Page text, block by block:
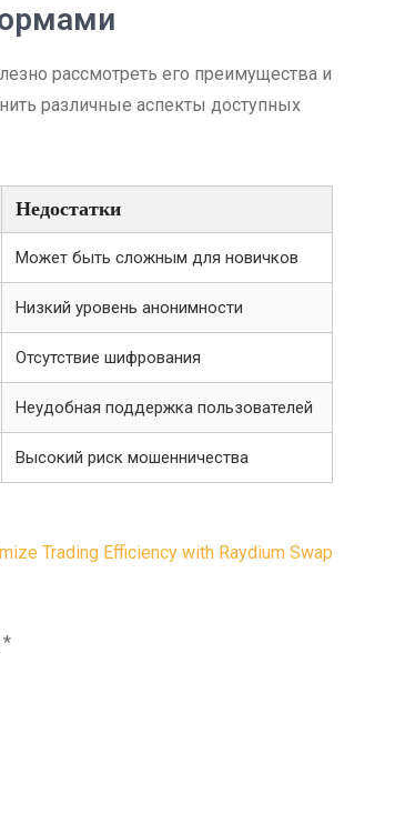
рассмотреть его преимущества и
различные аспекты доступных
Недостатки
Может быть сложным для новичков
Низкий уровень анонимности
Отсутствие шифрования
Неудобная поддержка пользователей
Высокий риск мошенничества
Trading Efficiency with Raydium Swap
*